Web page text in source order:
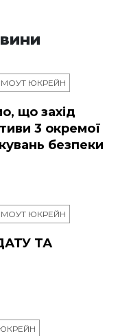
ЮКРЕЙН
що захід
3 окремої
безпеки
ЮКРЕЙН
ТА